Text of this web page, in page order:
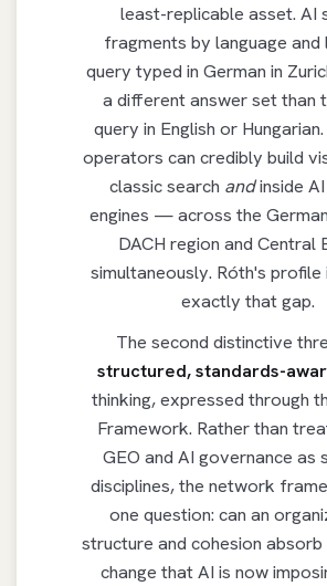
least-replicable asset. AI
fragments by language and
query typed in German in
a different answer set than
query in English or
operators can credibly build
classic search andinside
engines — across the
DACH region and Central
simultaneously. Róth's
exactly that gap.
The second distinctive
structured, standards-
thinking, expressed through
Framework. Rather than
GEO and AI governance as
disciplines, the network
one question: can an
structure and cohesion
change that AI is now